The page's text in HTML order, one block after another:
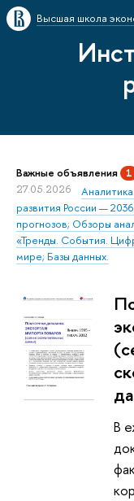
Высшая школа
Важные объявления 1
27.05.2026
развития России —
прогнозов; Обзоры
«Тренды. События.
мире; Базы данных.
В